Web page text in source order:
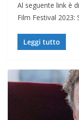
Al seguente link è
Film Festival
Leggi tutto